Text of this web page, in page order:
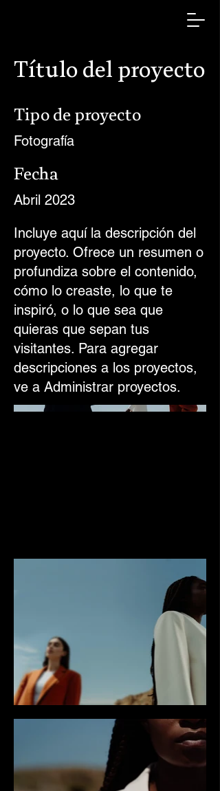
Título del proyecto
Tipo de proyecto
Fotografía
Fecha
Abril 2023
Incluye aquí la descripción del
proyecto. Ofrece un resumen o
profundiza sobre el contenido,
cómo lo creaste, lo que te
inspiró, o lo que sea que
quieras que sepan tus
visitantes. Para agregar
descripciones a los proyectos,
ve a Administrar proyectos.